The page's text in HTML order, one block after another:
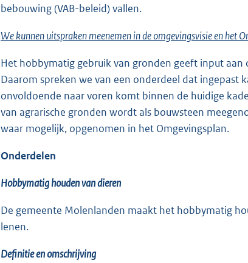
bebouwing (VAB-beleid) vallen.
We kunnen uitspraken meenemen in de omgevingsvisie en het
Het hobbymatig gebruik van gronden geeft input aan
Daarom spreken we van een onderdeel dat ingepast
onvoldoende naar voren komt binnen de huidige
van agrarische gronden wordt als bouwsteen
waar mogelijk, opgenomen in het Omgevingsplan.
Onderdelen
Hobbymatig houden van dieren
De gemeente Molenlanden maakt het hobbymatig
lenen.
Definitie en omschrijving